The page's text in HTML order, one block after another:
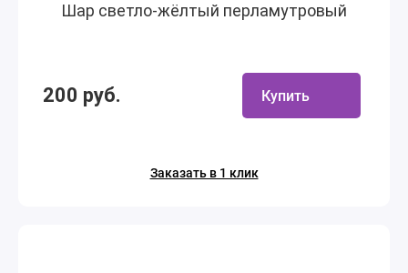
Шар светло-жёлтый перламутровый
200 руб. Купить
Заказать в 1 клик